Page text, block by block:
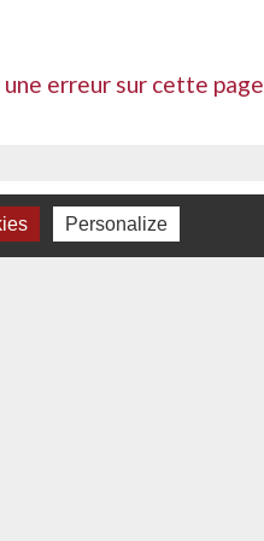
une erreur sur cette page
Personalize